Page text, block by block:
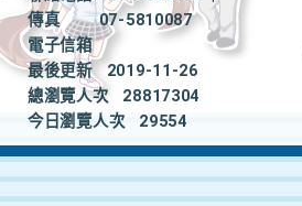
傳真
07-5810087
電子信箱
最後更新
2019-11-26
總瀏覽人次
28817304
今日瀏覽人次
29554